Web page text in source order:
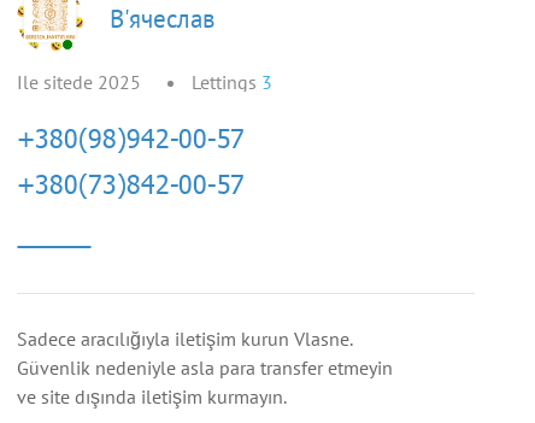
В'ячеслав
Ile sitede 2025 Lettings 3
Sadece aracılığıyla iletişim kurun Vlasne.
Güvenlik nedeniyle asla para transfer etmeyin
ve site dışında iletişim kurmayın.